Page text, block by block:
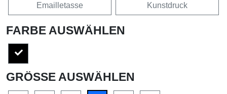
Emailletasse Kunstdruck
FARBE AUSWÄHLEN
GRÖSSE AUSWÄHLEN